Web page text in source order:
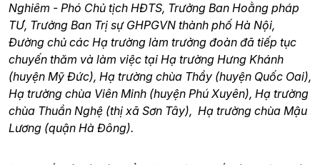
Nghiêm - Phó Chủ tịch HĐTS, Trưởng Ban Hoằng pháp
TƯ, Trưởng Ban Trị sự GHPGVN thành phố Hà Nội,
Đường chủ các Hạ trường làm trưởng đoàn đã tiếp tục
chuyến thăm và làm việc tại Hạ trường Hưng Khánh
(huyện Mỹ Đức), Hạ trường chùa Thầy (huyện Quốc Oai),
Hạ trường chùa Viên Minh (huyện Phú Xuyên), Hạ trường
chùa Thuần Nghệ (thị xã Sơn Tây), Hạ trường chùa Mậu
Lương (quận Hà Đông).